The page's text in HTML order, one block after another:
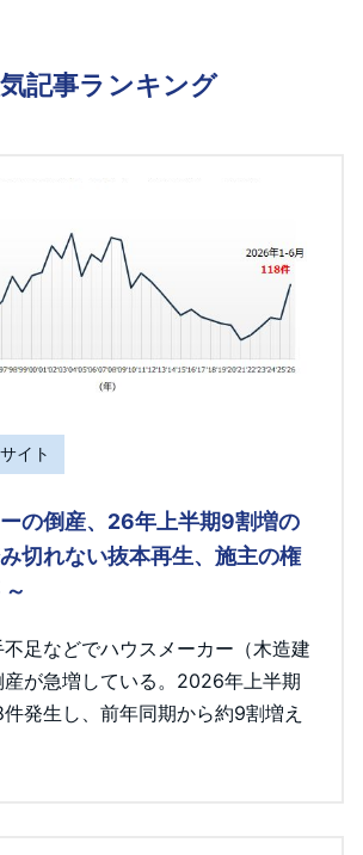
記事ランキング
イト
の倒産、26年上半期9割増の
れない抜本再生、施主の権
足などでハウスメーカー（木造建
が急増している。2026年上半期
件発生し、前年同期から約9割増え